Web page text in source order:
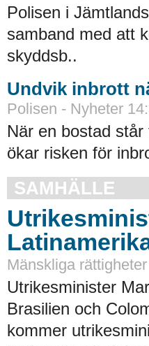
Polisen i
samband med att
skyddsb..
Undvik inbrott
Polisen - Nyheter
När en bostad
ökar risken för
SAMHÄLLE
Mänskliga
Utrikesminister
Brasilien och
kommer